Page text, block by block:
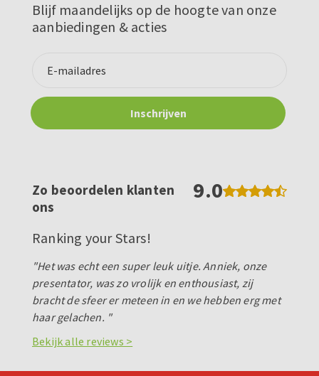
Blijf maandelijks op de hoogte van onze
aanbiedingen & acties
Zo beoordelen klanten
ons
9.0
Ranking your Stars!
"Het was echt een super leuk uitje. Anniek, onze
presentator, was zo vrolijk en enthousiast, zij
bracht de sfeer er meteen in en we hebben erg met
haar gelachen. "
Bekijk alle reviews >